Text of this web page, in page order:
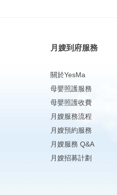
月嫂到府服務
關於YesMa
母嬰照護服務
母嬰照護收費
月嫂服務流程
月嫂預約服務
月嫂服務 Q&A
月嫂招募計劃